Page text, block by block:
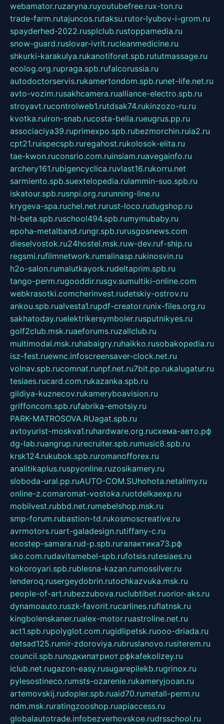
webamator.ruzaryna.ruyoutubefree.rux-ton.ru
trade-farm.rutajuncos.rutaksu.rutor-lyubov-i-grom.ru
spayderhed-2022.rusplclub.rustoppamedia.ru
snow-guard.ruslovar-ivrit.rucleanmedicine.ru
shkurki-karakulya.rukanotiforet.spb.rututmassage.ru
ecolog.org.rupraga.spb.rufalcorussia.ru
autodoctorservis.rukamertondom.spb.runet-life.net.ru
avto-vozim.rusakhcamera.rualliance-electro.spb.ru
stroyavt.rucontrolweb1.rutdsak74.rukinzozo-ru.ru
kvotka.ruiron-snab.rucosta-bella.rueugrus.pp.ru
associaciya39.ruprimexpo.spb.rubezmorchin.ruia2.ru
cpt21.ruispecspb.ruregahost.rukolosok-elita.ru
tae-kwon.ruconsrio.com.ruinsiam.ruavegainfo.ru
archery161.rubigencyclica.ruvlast16.rukorru.net
sarmiento.spb.suextelopedia.rulammin-suo.spb.ru
iskatour.spb.rusnpi.org.rurunning-line.ru
krygeva-spa.ruchel.net.rurust-loco.rudugshop.ru
hl-beta.spb.ruschool494.spb.rumymubaby.ru
epoha-metalband.rungr.spb.rurusgosnews.com
dieselvostok.ru24hostel.msk.ruw-dev.ruf-ship.ru
regsmi.rufilmnetwork.rumalinasp.rukinosvin.ru
h2o-salon.rumalutkayork.rudeltaprim.spb.ru
tango-perm.rugooddir.rusgv.sumultiki-online.com
webkrasotki.comcherinvest.rudetskiy-ostrov.ru
ankou.spb.rualvesta1.rupdf-creator.runix-files.org.ru
sakhatoday.ruelektrikersymboler.rusputnikyes.ru
golf2club.msk.ruaeforums.ruzallclub.ru
multimodal.msk.ruhabaigry.ruhaikko.rusobakopedia.ru
isz-fest.ruewnc.infoscreensaver-clock.net.ru
volnav.spb.rucomnat.runpf.net.ru7bit.pp.rukalugatur.ru
tesiaes.rucard.com.rukazanka.spb.ru
gildiya-kuznecov.rukameryboavision.ru
griffoncom.spb.rufabrika-emotsiy.ru
PARK-MATROSOVA.RUagat.spb.ru
avtoyurist-moskva1.ruhardware.org.ruсхема-авто.рф
dg-lab.ruangrup.rurecruiter.spb.rumusic8.spb.ru
krsk124.rukubok.spb.ruromanofforex.ru
analitikaplus.ruspyonline.ruzosikamery.ru
sloboda-ural.pp.ruAUTO-COM.SUhohota.netalimy.ru
online-z.comaromat-vostoka.ruotdelkaexp.ru
mobilvest.rubbd.net.rumebelshop.msk.ru
smp-forum.rubastion-td.rukosmoscreative.ru
avrmotors.ruart-galadesign.rutiffany-c.ru
ecostep-samara.rud-p.spb.ruгалактика73.рф
sko.com.rudavitamebel-spb.rufotsis.rutesiaes.ru
kokoroyari.spb.rublesna-kazan.rumossilver.ru
lenderoq.rusergeydobrin.rutochkazvuka.msk.ru
people-of-art.rubezzubova.ruclubtibet.ruorior-aks.ru
dynamoauto.ruszk-favorit.rucarlines.ruflatnsk.ru
kingbolenskaner.rualex-motor.ruastroline.net.ru
act1.spb.rupolyglot.com.rugidlipetsk.ruooo-driada.ru
detsad125.rumir-zdoroviya.rubruslanovo.rusiterem.ru
council.spb.ruлодкипатриот.рфkafekolizey.ru
iclub.net.rugazon-easy.rusugarepilekb.rugrinox.ru
pylesostineco.rumsts-ozarenie.rukameryjooan.ru
artemovskij.rudopler.spb.ruaid70.rumetall-perm.ru
ndm.msk.ruratingzooshop.ruapiaccess.ru
globalautotrade.infobezverhovskoe.rudrsschool.ru